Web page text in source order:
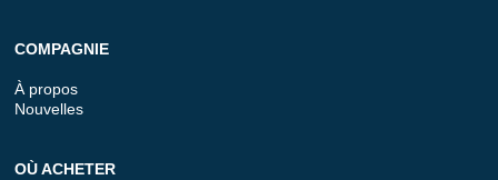
COMPAGNIE
À propos
Nouvelles
OÙ ACHETER